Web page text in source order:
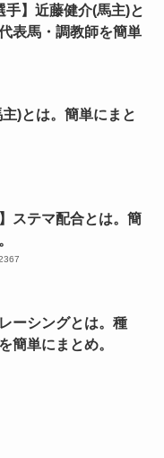
手】近藤健介(馬主)と
表馬・調教師を簡単
)とは。簡単にまと
ステマ配合とは。簡
ーシングとは。種
簡単にまとめ。